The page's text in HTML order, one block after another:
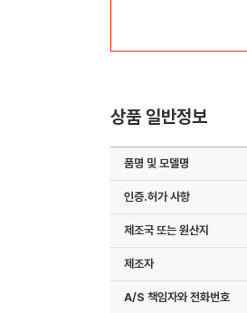
상품 일반정보
품명 및 모델명
인증.허가 사항
제조국 또는 원산지
제조자
A/S 책임자와 전화번호